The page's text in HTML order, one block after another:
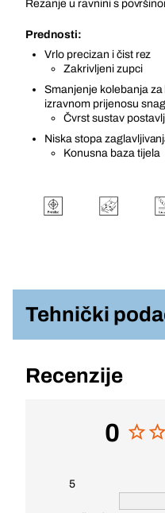
Rezanje u ravnini s
Prednosti:
Vrlo precizan i čist rez
Zakrivljeni zupci
Smanjenje kolebanja
izravnom prijenosu
Čvrst sustav
Niska stopa
Konusna baza tijela
Tehnički
Recenzije
0
5